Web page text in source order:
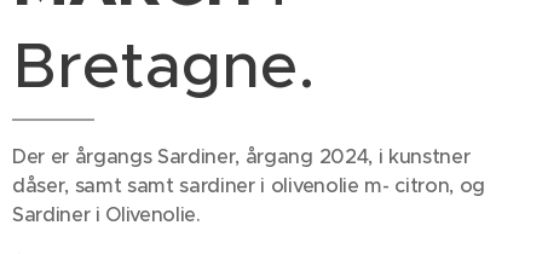
Bretagne.
Der er årgangs Sardiner, årgang 2024, i kunstner
dåser, samt samt sardiner i olivenolie m- citron, og
Sardiner i Olivenolie.